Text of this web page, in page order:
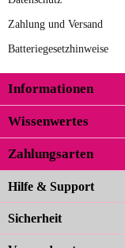
Zahlung und Versand
Batteriegesetzhinweise
Informationen
Wissenwertes
Zahlungsarten
Hilfe & Support
Sicherheit